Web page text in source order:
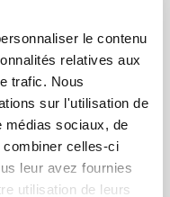
le contenu
relatives aux
trafic. Nous
sur l'utilisation de
médias sociaux, de
combiner celles-ci
leur avez fournies
utilisation de leurs
Chers migrants et
misère,
sur
en Dieu. Ne vous
de la